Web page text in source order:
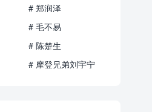
# 郑润泽
# 毛不易
# 陈楚生
# 摩登兄弟刘宇宁